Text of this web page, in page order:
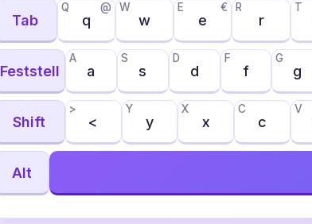
Tab q
Q @
w
W
e
E €
r
R T
Feststell a
A
s
S
d
D
f
F
g
G
Shift <
>
y
Y
x
X
c
C V
Alt